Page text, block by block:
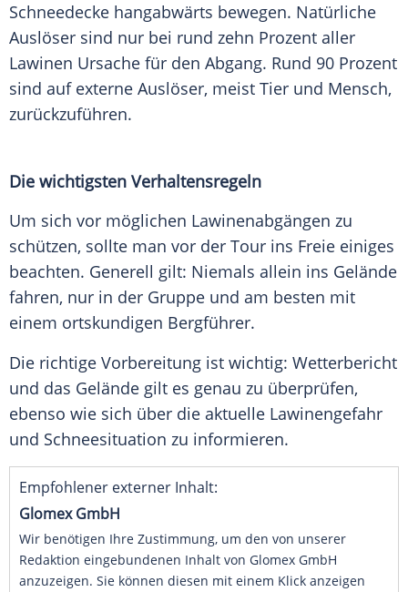
Schneedecke hangabwärts bewegen. Natürliche
Auslöser sind nur bei rund zehn Prozent aller
Lawinen Ursache für den Abgang. Rund 90 Prozent
sind auf externe Auslöser, meist Tier und Mensch,
zurückzuführen.
Die wichtigsten Verhaltensregeln
Um sich vor möglichen Lawinenabgängen zu
schützen, sollte man vor der Tour ins Freie einiges
beachten. Generell gilt: Niemals allein ins Gelände
fahren, nur in der Gruppe und am besten mit
einem ortskundigen Bergführer.
Die richtige Vorbereitung ist wichtig: Wetterbericht
und das Gelände gilt es genau zu überprüfen,
ebenso wie sich über die aktuelle Lawinengefahr
und Schneesituation zu informieren.
Empfohlener externer Inhalt:
Glomex GmbH
Wir benötigen Ihre Zustimmung, um den von unserer
Redaktion eingebundenen Inhalt von Glomex GmbH
anzuzeigen. Sie können diesen mit einem Klick anzeigen